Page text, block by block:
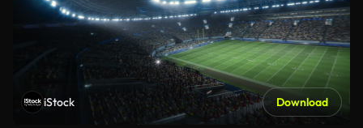
iStock Download